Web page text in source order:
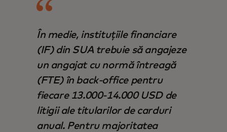
În medie, instituțiile financiare
(IF) din SUA trebuie să angajeze
un angajat cu normă întreagă
(FTE) în back-office pentru
fiecare 13.000-14.000 USD de
litigii ale titularilor de carduri
anual. Pentru majoritatea